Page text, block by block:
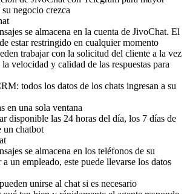
negocio crezca
se almacena en la cuenta de JivoChat. El
estar restringido en cualquier momento
trabajar con la solicitud del cliente a la vez
velocidad y calidad de las respuestas para
todos los datos de los chats ingresan a su
en una sola ventana
disponible las 24 horas del día, los 7 días de
un chatbot
se almacena en los teléfonos de su
un empleado, este puede llevarse los datos
unirse al chat si es necesario